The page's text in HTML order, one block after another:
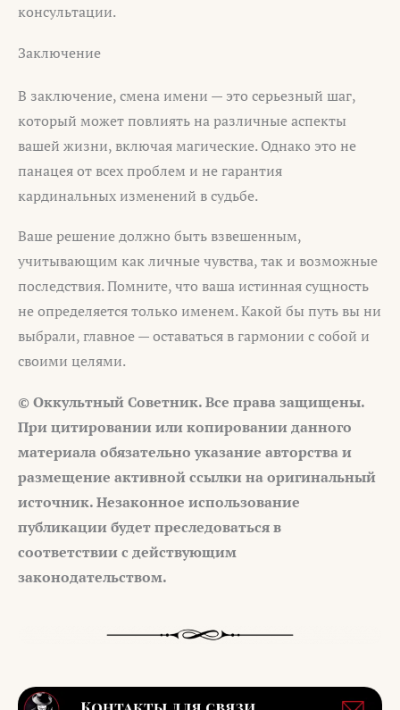
консультации.
Заключение
В заключение, смена имени — это серьезный шаг,
который может повлиять на различные аспекты
вашей жизни, включая магические. Однако это не
панацея от всех проблем и не гарантия
кардинальных изменений в судьбе.
Ваше решение должно быть взвешенным,
учитывающим как личные чувства, так и возможные
последствия. Помните, что ваша истинная сущность
не определяется только именем. Какой бы путь вы ни
выбрали, главное — оставаться в гармонии с собой и
своими целями.
© Оккультный Советник. Все права защищены.
При цитировании или копировании данного
материала обязательно указание авторства и
размещение активной ссылки на оригинальный
источник. Незаконное использование
публикации будет преследоваться в
соответствии с действующим
законодательством.